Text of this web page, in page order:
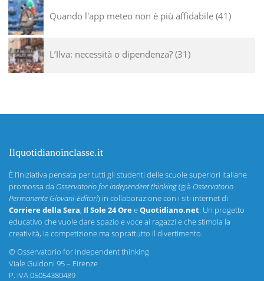
Quando l'app meteo non è più affidabile 41
L’Ilva: necessità o dipendenza? 31
Ilquotidianoinclasse.it
È l’iniziativa pensata per tutti gli studenti delle scuole superiori italiane
promossa da Osservatorio for independent thinking(già Osservatorio
Permanente Giovani-Editori) in collaborazione con i siti internet di
Corriere della Sera, Il Sole 24 OreeQuotidiano.net. Un progetto
educativo che vuole dare spazio e voce ai ragazzi e che stimola la
creatività, la competizione ma soprattutto il divertimento.
©Osservatorio for independent thinking
Viale Guidoni 95 – Firenze
P. IVA 05054380489